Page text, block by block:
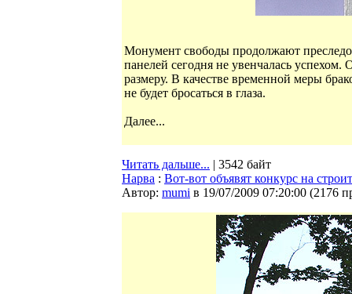
Монумент свободы продолжают
панелей сегодня не увенчалась
размеру. В качестве временной меры
не будет бросаться в глаза.
Далее...
Читать дальше... | 3542 байт
Нарва : Вот-вот объявят конкурс на
Автор: mumi в 19/07/2009 07:20:00 (2176